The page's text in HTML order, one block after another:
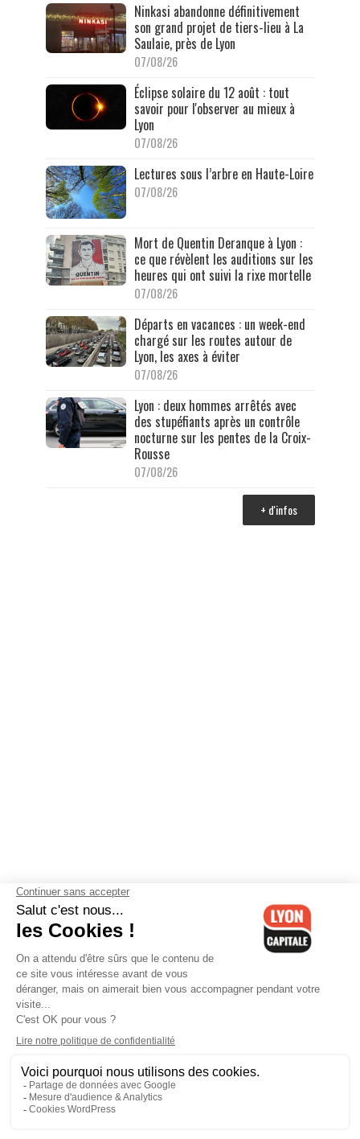
Ninkasi abandonne définitivement
son grand projet de tiers-lieu à La
Saulaie, près de Lyon
07/08/26
Éclipse solaire du 12 août : tout
savoir pour l'observer au mieux à
Lyon
07/08/26
Lectures sous l’arbre en Haute-Loire
07/08/26
Mort de Quentin Deranque à Lyon :
ce que révèlent les auditions sur les
heures qui ont suivi la rixe mortelle
07/08/26
Départs en vacances : un week-end
chargé sur les routes autour de
Lyon, les axes à éviter
07/08/26
Lyon : deux hommes arrêtés avec
des stupéfiants après un contrôle
nocturne sur les pentes de la Croix-
Rousse
07/08/26
+ d'infos
Contactez-nous-Mentions légales-CGV-Politique de
confidentialité-Gestion des cookies